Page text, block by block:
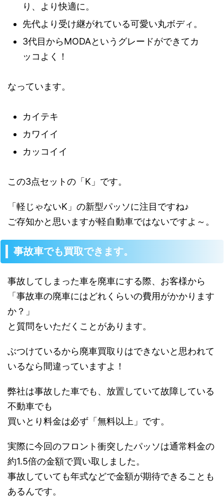
り、より快適に。
先代より受け継がれている可愛い丸ボディ。
3代目からMODAというグレードができてカ
ッコよく！
なっています。
カイテキ
カワイイ
カッコイイ
この3点セットの「K」です。
「軽じゃないK」の新型パッソに注目ですね♪
ご存知かと思いますが軽自動車ではないですよ～。
事故車でも買取できます。
事故してしまった車を廃車にする際、お客様から
「事故車の廃車にはどれくらいの費用がかかります
か？」
と質問をいただくことがあります。
ぶつけているから廃車買取りはできないと思われて
いるなら間違っていますよ！
弊社は事故した車でも、放置していて故障している
不動車でも
買いとり料金は必ず「無料以上」です。
実際に今回のフロント衝突したパッソは通常料金の
約1.5倍の金額で買い取しました。
事故していても年式などで金額が期待できることも
あるんです。